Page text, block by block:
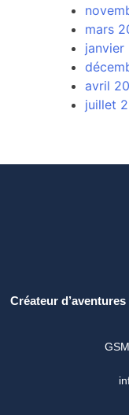
mars
janvier
avril
juillet
Créateur